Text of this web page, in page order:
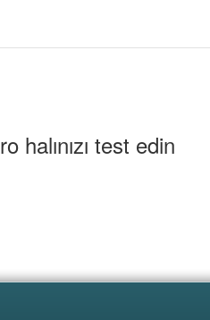
halınızı test edin